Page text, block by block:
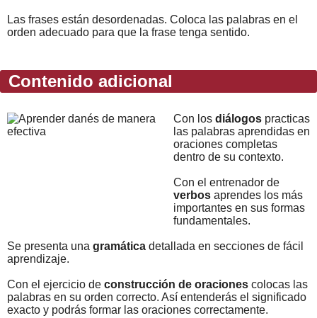
Las frases están desordenadas. Coloca las palabras en el
orden adecuado para que la frase tenga sentido.
Contenido adicional
Con los diálogos practicas
las palabras aprendidas en
oraciones completas
dentro de su contexto.
Con el entrenador de
verbos aprendes los más
importantes en sus formas
fundamentales.
Se presenta una gramática detallada en secciones de fácil
aprendizaje.
Con el ejercicio de construcción de oraciones colocas las
palabras en su orden correcto. Así entenderás el significado
exacto y podrás formar las oraciones correctamente.